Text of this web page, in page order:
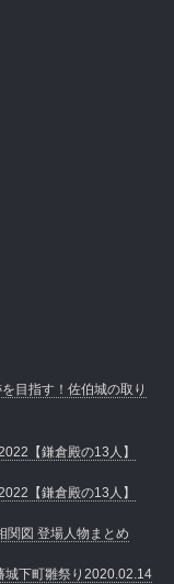
目指す！佐伯城の取り
【鎌倉殿の13人】
【鎌倉殿の13人】
関図 登場人物まとめ
城下町雛祭り2020.02.14